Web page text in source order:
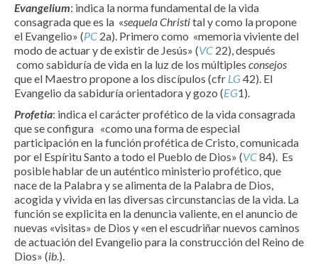
Evangelium: indica la norma fundamental de la vida
consagrada que es la «sequela Christital y como la propone
el Evangelio» (PC 2a). Primero como «memoria viviente del
modo de actuar y de existir de Jesús» (VC 22), después
como sabiduría de vida en la luz de los múltiples consejos
que el Maestro propone a los discípulos (cfr LG42). El
Evangelio da sabiduría orientadora y gozo (EG1).
Profetia: indica el carácter profético de la vida consagrada
que se configura «como una forma de especial
participación en la función profética de Cristo, comunicada
por el Espíritu Santo a todo el Pueblo de Dios» (VC84). Es
posible hablar de un auténtico ministerio profético, que
nace de la Palabra y se alimenta de la Palabra de Dios,
acogida y vivida en las diversas circunstancias de la vida. La
función se explicita en la denuncia valiente, en el anuncio de
nuevas «visitas» de Dios y «en el escudriñar nuevos caminos
de actuación del Evangelio para la construcción del Reino de
Dios» (ib.).